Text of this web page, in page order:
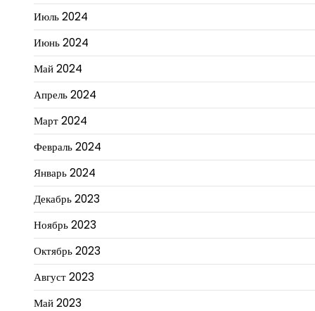
Июль 2024
Июнь 2024
Май 2024
Апрель 2024
Март 2024
Февраль 2024
Январь 2024
Декабрь 2023
Ноябрь 2023
Октябрь 2023
Август 2023
Май 2023